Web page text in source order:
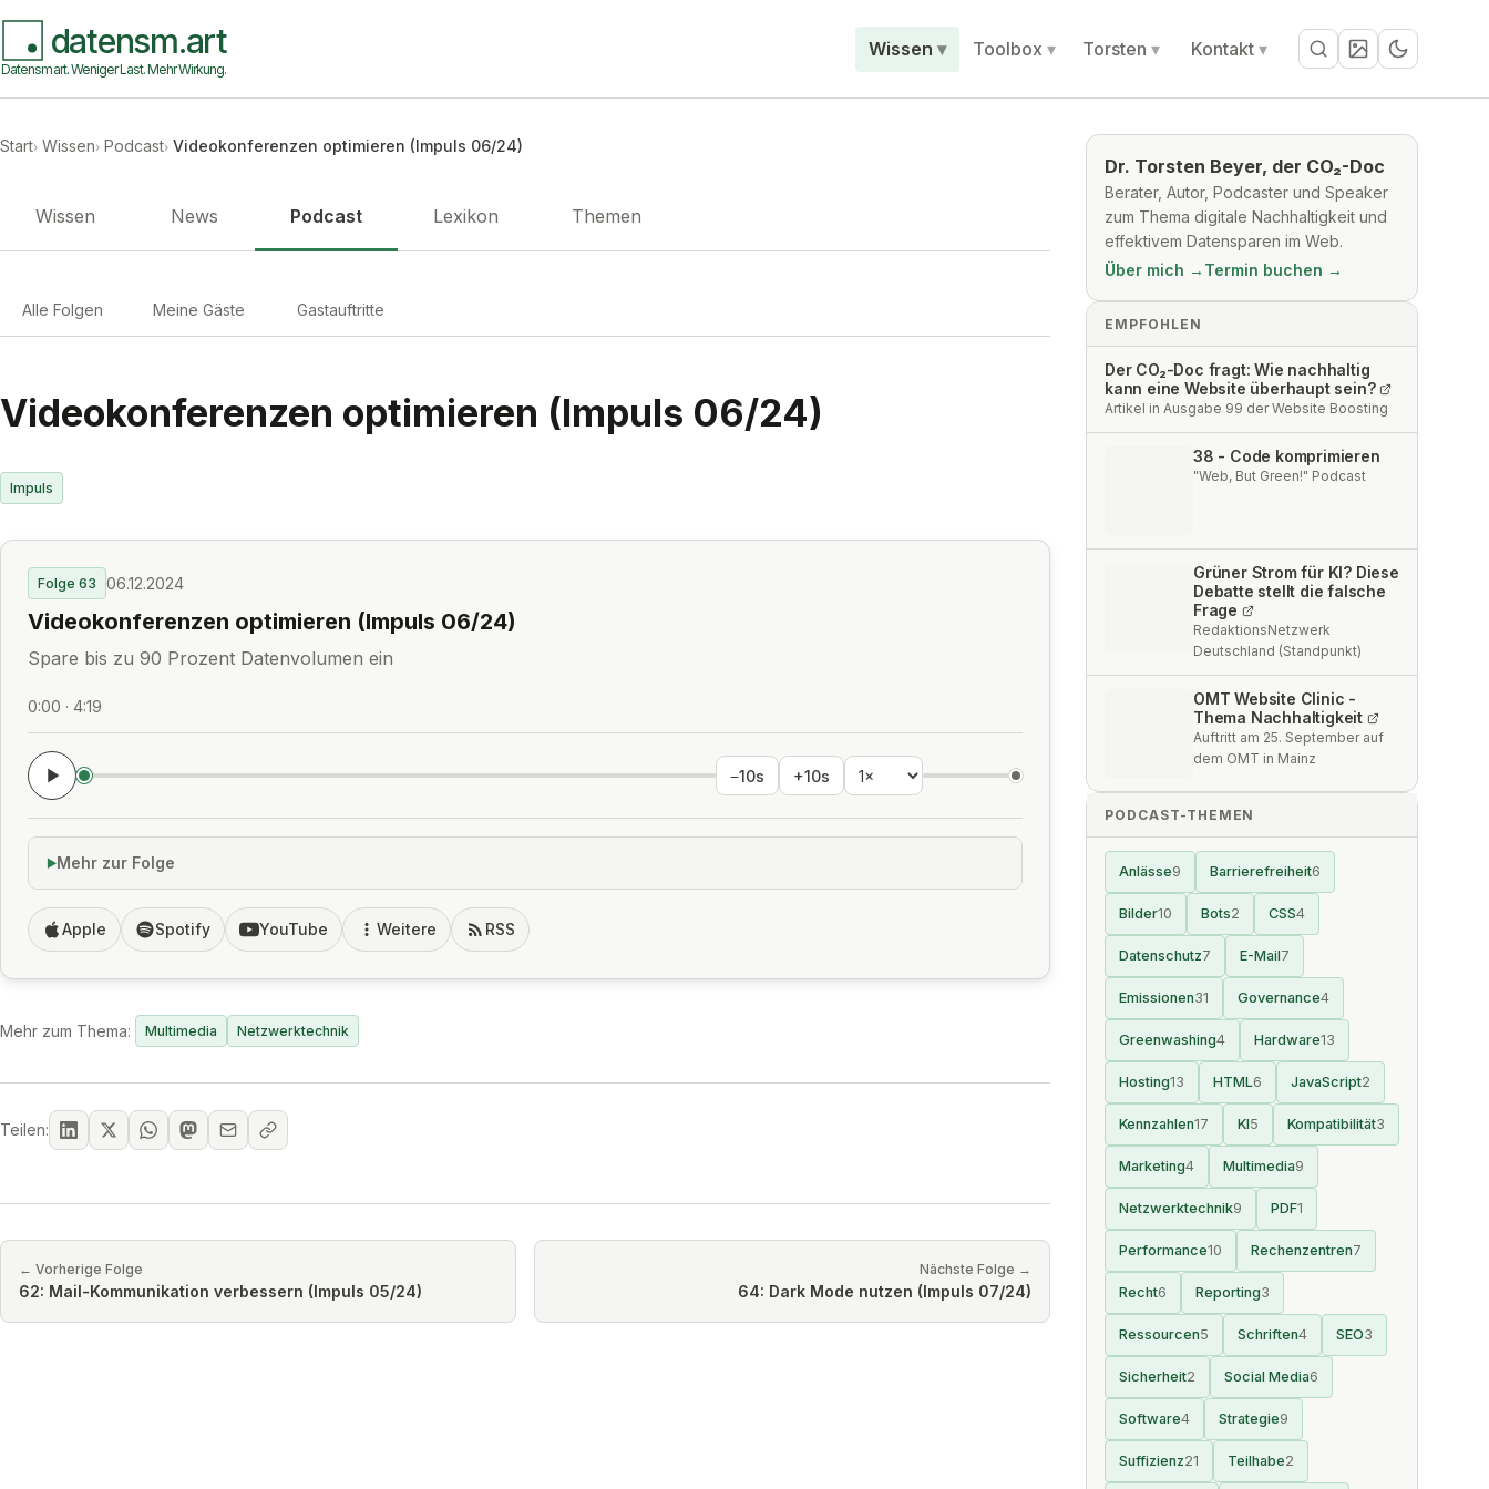
datensm.art
Datensmart. Weniger Last. Mehr Wirkung.
Wissen Toolbox Torsten Kontakt Suche
Start Wissen Podcast Videokonferenzen optimieren (Impuls 06/24)
Wissen News Podcast Lexikon Themen
Alle Folgen Meine Gäste Gastauftritte
Videokonferenzen optimieren (Impuls 06/24)
Impuls
Folge 63 06.12.2024
Videokonferenzen optimieren (Impuls 06/24)
Spare bis zu 90 Prozent Datenvolumen ein
0:00 · 4:19
−10s +10s
Mehr zur Folge
Apple Spotify YouTube Weitere RSS
Mehr zum Thema: Multimedia Netzwerktechnik
Teilen:
← Vorherige Folge
62: Mail-Kommunikation verbessern (Impuls 05/24)
Nächste Folge →
64: Dark Mode nutzen (Impuls 07/24)
Dr. Torsten Beyer, der CO₂-Doc
Berater, Autor, Podcaster und Speaker
zum Thema digitale Nachhaltigkeit und
effektivem Datensparen im Web.
Über mich → Termin buchen →
EMPFOHLEN
Der CO₂-Doc fragt: Wie nachhaltig
kann eine Website überhaupt sein?
Artikel in Ausgabe 99 der Website Boosting
38 - Code komprimieren
"Web, But Green!" Podcast
Grüner Strom für KI? Diese
Debatte stellt die falsche
Frage
RedaktionsNetzwerk
Deutschland (Standpunkt)
OMT Website Clinic -
Thema Nachhaltigkeit
Auftritt am 25. September auf
dem OMT in Mainz
PODCAST-THEMEN
Anlässe9 Barrierefreiheit6
Bilder10 Bots2 CSS4
Datenschutz7 E-Mail7
Emissionen31 Governance4
Greenwashing4 Hardware13
Hosting13 HTML6 JavaScript2
Kennzahlen17 KI5 Kompatibilität3
Marketing4 Multimedia9
Netzwerktechnik9 PDF1
Performance10 Rechenzentren7
Recht6 Reporting3
Ressourcen5 Schriften4 SEO3
Sicherheit2 Social Media6
Software4 Strategie9
Suffizienz21 Teilhabe2